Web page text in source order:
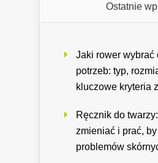
Ostatnie
Jaki rower wybrać
potrzeb: typ,
kluczowe kryteria
Ręcznik do
zmieniać i prać,
problemów